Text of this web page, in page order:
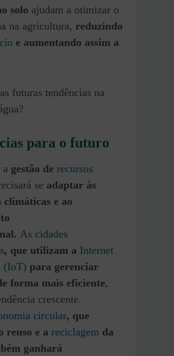
solo ajudam a otimizar o
na agricultura, reduzindo
e aumentando assim a
futuras tendências na
para o futuro
gestão de recursos
se adaptar às
climáticas e ao
As cidades
, que utilizam a Internet
(IoT) para gerenciar
forma mais eficiente,
crescente.
circular, que
reuso e a reciclagem da
ganhará